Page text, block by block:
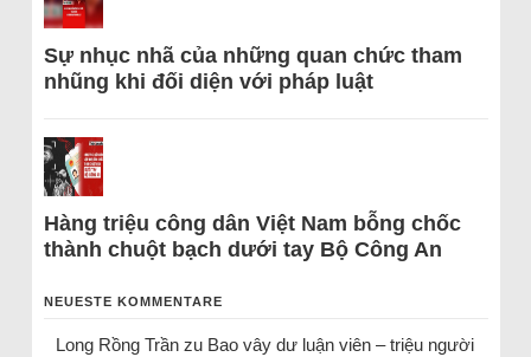
Sự nhục nhã của những quan chức tham
nhũng khi đối diện với pháp luật
Hàng triệu công dân Việt Nam bỗng chốc
thành chuột bạch dưới tay Bộ Công An
NEUESTE KOMMENTARE
Long Rồng Trầnzu Bao vây dư luận viên – triệu người